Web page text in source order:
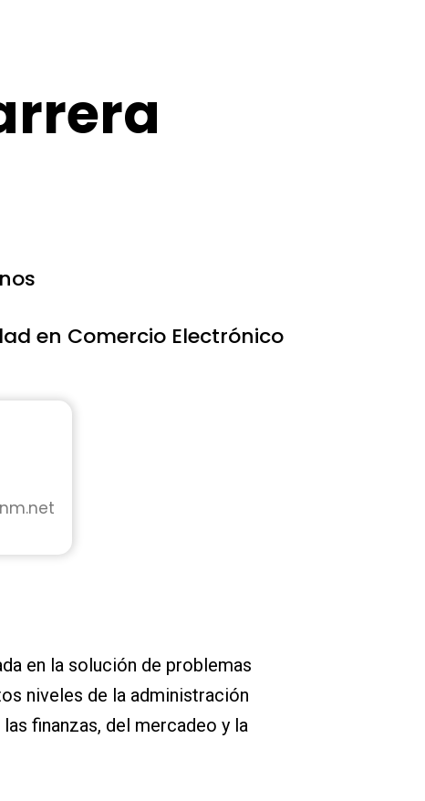
en Comercio Electrónico
en la solución de problemas
niveles de la administración
finanzas, del mercadeo y la